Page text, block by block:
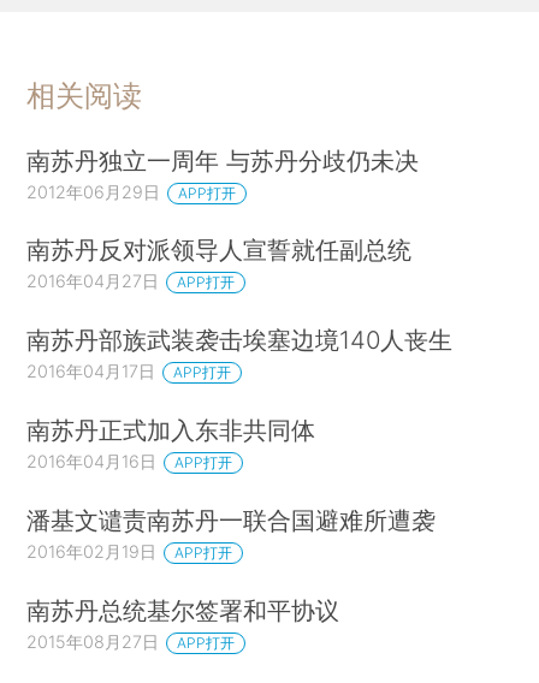
相关阅读
南苏丹独立一周年 与苏丹分歧仍未决
2012年06月29日 APP打开
南苏丹反对派领导人宣誓就任副总统
2016年04月27日 APP打开
南苏丹部族武装袭击埃塞边境140人丧生
2016年04月17日 APP打开
南苏丹正式加入东非共同体
2016年04月16日 APP打开
潘基文谴责南苏丹一联合国避难所遭袭
2016年02月19日 APP打开
南苏丹总统基尔签署和平协议
2015年08月27日 APP打开